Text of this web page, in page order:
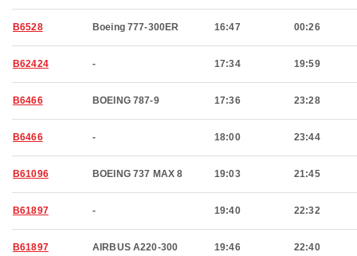
B6528 Boeing 777-300ER 16:47 00:26
B62424 - 17:34 19:59
B6466 BOEING 787-9 17:36 23:28
B6466 - 18:00 23:44
B61096 BOEING 737 MAX 8 19:03 21:45
B61897 - 19:40 22:32
B61897 AIRBUS A220-300 19:46 22:40